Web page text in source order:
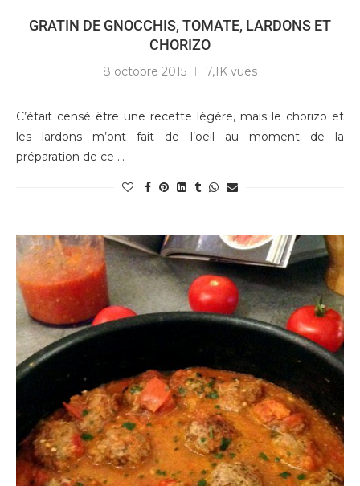
GRATIN DE GNOCCHIS, TOMATE, LARDONS ET
CHORIZO
8 octobre 2015 7,1K vues
C’était censé être une recette légère, mais le chorizo et
les lardons m’ont fait de l’oeil au moment de la
préparation de ce …